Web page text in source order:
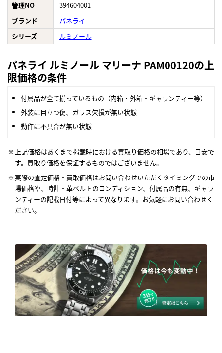
管理NO
394604001
ブランド
パネライ
シリーズ
ルミノール
パネライ ルミノール マリーナ PAM00120の上
限価格の条件
付属品が全て揃っているもの（内箱・外箱・ギャランティー等）
外装に目立つ傷、ガラス欠損が無い状態
動作に不具合が無い状態
上記価格はあくまで掲載時における買取り価格の相場であり、目安で
す。買取り価格を保証するものではございません。
実際の査定価格・買取価格はお問い合わせいただくタイミングでの市
場価格や、時計・革ベルトのコンディション、付属品の有無、ギャラ
ンティーの記載日付等によって異なります。お気軽にお問い合わせく
ださい。